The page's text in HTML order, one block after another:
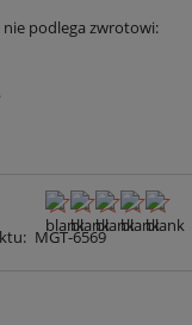
podlega zwrotowi:
MGT-6569